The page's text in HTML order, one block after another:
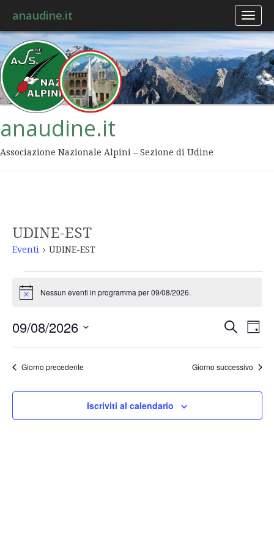
anaudine.it
anaudine.it
Associazione Nazionale Alpini – Sezione di Udine
UDINE-EST
Eventi UDINE-EST
Notice Nessun eventi in programma per 09/08/2026.
e
viste
Cerca
09/08/2026
data.
Giorno precedente Giorno successivo
Iscriviti al calendario